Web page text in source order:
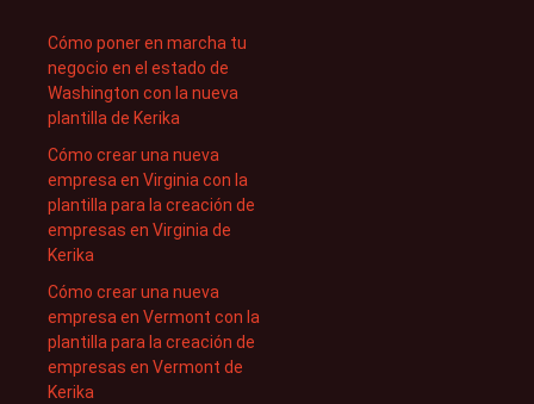
Cómo poner en marcha tu
negocio en el estado de
Washington con la nueva
plantilla de Kerika
Cómo crear una nueva
empresa en Virginia con la
plantilla para la creación de
empresas en Virginia de
Kerika
Cómo crear una nueva
empresa en Vermont con la
plantilla para la creación de
empresas en Vermont de
Kerika